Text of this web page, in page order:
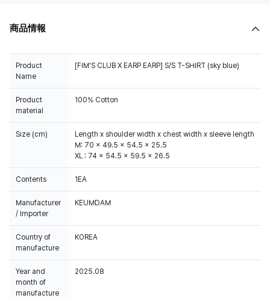
商品情報
Product
Name
[FIM'S CLUB X EARP EARP] S/S T-SHIRT (sky blue)
Product
material
100% Cotton
Size (cm)
Length x shoulder width x chest width x sleeve length
M: 70 x 49.5 x 54.5 x 25.5
XL : 74 x 54.5 x 59.5 x 26.5
Contents 1EA
Manufacturer
/ Importer
KEUMDAM
Country of
manufacture
KOREA
Year and
month of
manufacture
2025.08